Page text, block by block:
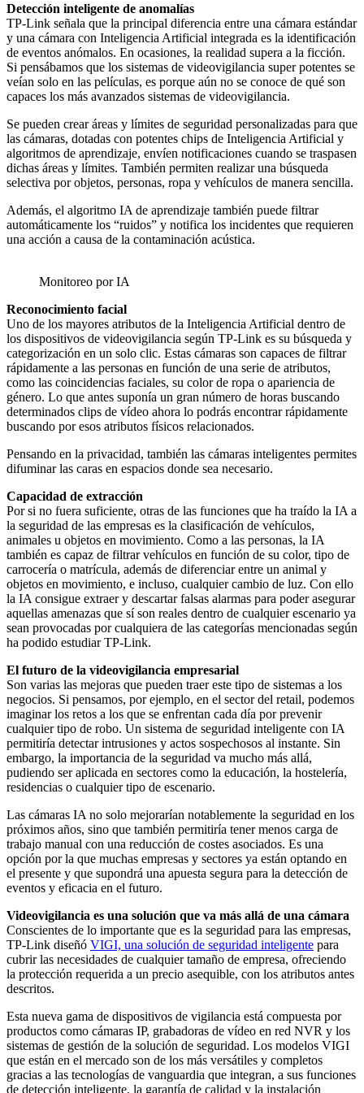
Detección inteligente de anomalías
TP-Link señala que la principal diferencia entre una cámara estándar
y una cámara con Inteligencia Artificial integrada es la identificación
de eventos anómalos. En ocasiones, la realidad supera a la ficción.
Si pensábamos que los sistemas de videovigilancia super potentes se
veían solo en las películas, es porque aún no se conoce de qué son
capaces los más avanzados sistemas de videovigilancia.
Se pueden crear áreas y límites de seguridad personalizadas para que
las cámaras, dotadas con potentes chips de Inteligencia Artificial y
algoritmos de aprendizaje, envíen notificaciones cuando se traspasen
dichas áreas y límites. También permiten realizar una búsqueda
selectiva por objetos, personas, ropa y vehículos de manera sencilla.
Además, el algoritmo IA de aprendizaje también puede filtrar
automáticamente los “ruidos” y notifica los incidentes que requieren
una acción a causa de la contaminación acústica.
Monitoreo por IA
Reconocimiento facial
Uno de los mayores atributos de la Inteligencia Artificial dentro de
los dispositivos de videovigilancia según TP-Link es su búsqueda y
categorización en un solo clic. Estas cámaras son capaces de filtrar
rápidamente a las personas en función de una serie de atributos,
como las coincidencias faciales, su color de ropa o apariencia de
género. Lo que antes suponía un gran número de horas buscando
determinados clips de vídeo ahora lo podrás encontrar rápidamente
buscando por esos atributos físicos relacionados.
Pensando en la privacidad, también las cámaras inteligentes permites
difuminar las caras en espacios donde sea necesario.
Capacidad de extracción
Por si no fuera suficiente, otras de las funciones que ha traído la IA a
la seguridad de las empresas es la clasificación de vehículos,
animales u objetos en movimiento. Como a las personas, la IA
también es capaz de filtrar vehículos en función de su color, tipo de
carrocería o matrícula, además de diferenciar entre un animal y
objetos en movimiento, e incluso, cualquier cambio de luz. Con ello
la IA consigue extraer y descartar falsas alarmas para poder asegurar
aquellas amenazas que sí son reales dentro de cualquier escenario ya
sean provocadas por cualquiera de las categorías mencionadas según
ha podido estudiar TP-Link.
El futuro de la videovigilancia empresarial
Son varias las mejoras que pueden traer este tipo de sistemas a los
negocios. Si pensamos, por ejemplo, en el sector del retail, podemos
imaginar los retos a los que se enfrentan cada día por prevenir
cualquier tipo de robo. Un sistema de seguridad inteligente con IA
permitiría detectar intrusiones y actos sospechosos al instante. Sin
embargo, la importancia de la seguridad va mucho más allá,
pudiendo ser aplicada en sectores como la educación, la hostelería,
residencias o cualquier tipo de escenario.
Las cámaras IA no solo mejorarían notablemente la seguridad en los
próximos años, sino que también permitiría tener menos carga de
trabajo manual con una reducción de costes asociados. Es una
opción por la que muchas empresas y sectores ya están optando en
el presente y que supondrá una apuesta segura para la detección de
eventos y eficacia en el futuro.
Videovigilancia es una solución que va más allá de una cámara
Conscientes de lo importante que es la seguridad para las empresas,
TP-Link diseñó VIGI, una solución de seguridad inteligente para
cubrir las necesidades de cualquier tamaño de empresa, ofreciendo
la protección requerida a un precio asequible, con los atributos antes
descritos.
Esta nueva gama de dispositivos de vigilancia está compuesta por
productos como cámaras IP, grabadoras de vídeo en red NVR y los
sistemas de gestión de la solución de seguridad. Los modelos VIGI
que están en el mercado son de los más versátiles y completos
gracias a las tecnologías de vanguardia que integran, a sus funciones
de detección inteligente, la garantía de calidad y la instalación